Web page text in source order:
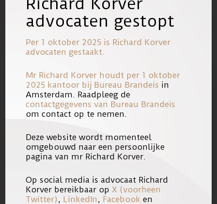
De familie van Mitch Henriquez wil dat
de informatie openbaar gemaakt wordt
de kosten van de advocaten die de
arrestatie van de Arubaan. Een deel
van de informatie is eerder al naar
buiten gebracht, maar veel is
„De familie wil de onderste steen boven
agenten die als getuige zijn gehoord na
de fatale arrestatie, zijn er twee niet
advocaten gestopt
Per 1 oktober 2025 is Richard Korver
advocaten gestaakt.
Mr Richard Korver houdt per 1 oktober
2025 kantoor bij Bureau Brandeis in
Amsterdam. Raadpleeg de
contactgegevens van Bureau Brandeis
om contact op te nemen.
Deze website wordt momenteel
omgebouwd naar een persoonlijke
pagina van mr Richard Korver.
Op social media is advocaat Richard
Korver bereikbaar op X (voorheen
Twitter) , LinkedIn , Facebook en